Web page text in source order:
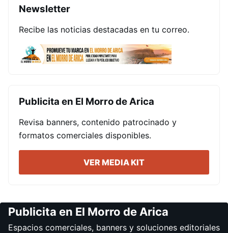
Newsletter
Recibe las noticias destacadas en tu correo.
Publicita en El Morro de Arica
Revisa banners, contenido patrocinado y
formatos comerciales disponibles.
VER MEDIA KIT
Publicita en El Morro de Arica
Espacios comerciales, banners y soluciones editoriales